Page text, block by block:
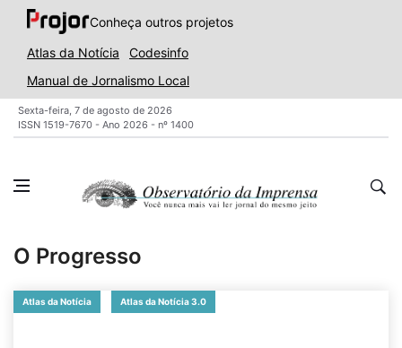
Conheça outros projetos
Atlas da Notícia
Codesinfo
Manual de Jornalismo Local
Sexta-feira, 7 de agosto de 2026
ISSN 1519-7670 - Ano 2026 - nº 1400
O Progresso
Atlas da Notícia Atlas da Notícia 3.0